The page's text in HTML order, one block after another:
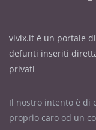
vivix.it è un portale
defunti inseriti
privati
Il nostro intento è di
proprio caro od un